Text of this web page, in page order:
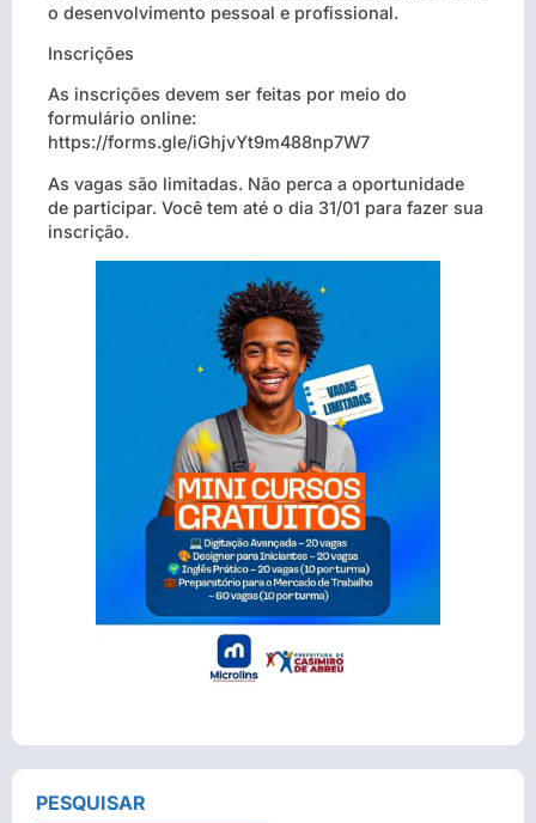
o desenvolvimento pessoal e profissional.
Inscrições
As inscrições devem ser feitas por meio do
formulário online:
https://forms.gle/iGhjvYt9m488np7W7
As vagas são limitadas. Não perca a oportunidade
de participar. Você tem até o dia 31/01 para fazer sua
inscrição.
PESQUISAR